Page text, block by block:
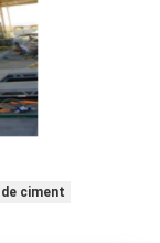
ciment